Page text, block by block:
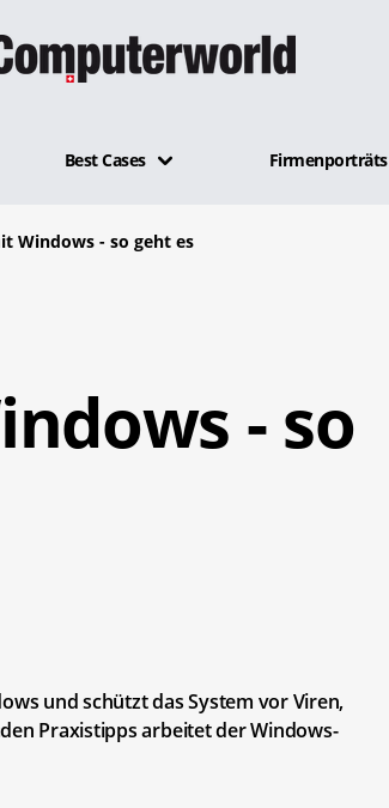
Best Cases Firmenporträts
Windows - so geht es
- so
und schützt das System vor Viren,
Praxistipps arbeitet der Windows-